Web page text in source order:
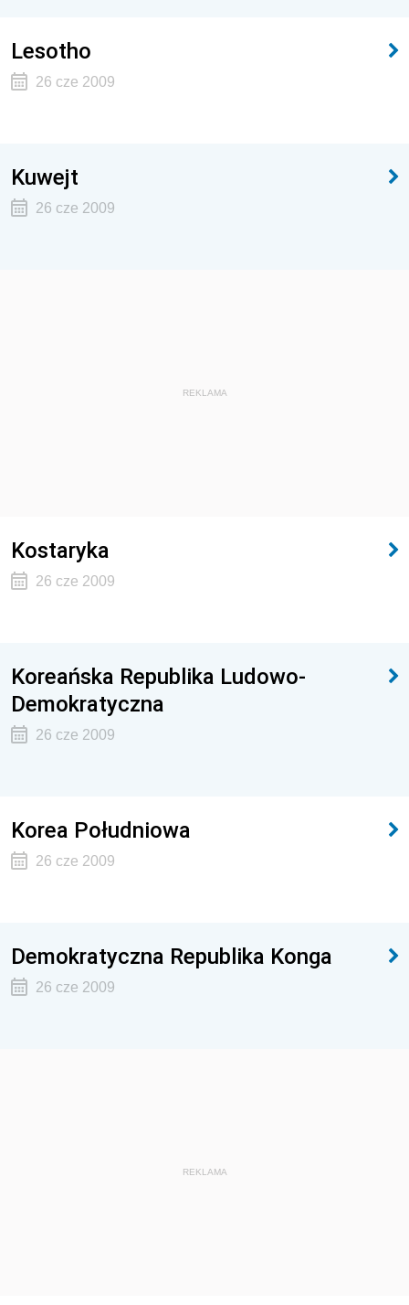
Lesotho
26 cze 2009
Kuwejt
26 cze 2009
REKLAMA
Kostaryka
26 cze 2009
Koreańska Republika Ludowo-
Demokratyczna
26 cze 2009
Korea Południowa
26 cze 2009
Demokratyczna Republika Konga
26 cze 2009
REKLAMA